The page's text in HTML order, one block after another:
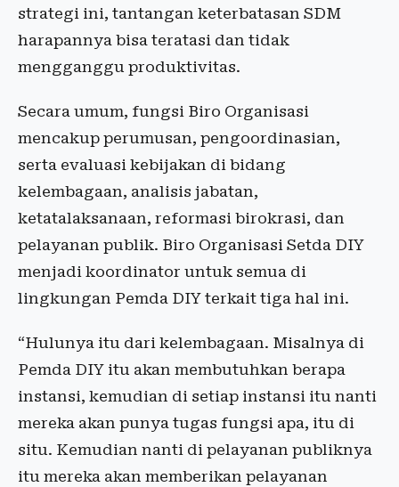
strategi ini, tantangan keterbatasan SDM
harapannya bisa teratasi dan tidak
mengganggu produktivitas.
Secara umum, fungsi Biro Organisasi
mencakup perumusan, pengoordinasian,
serta evaluasi kebijakan di bidang
kelembagaan, analisis jabatan,
ketatalaksanaan, reformasi birokrasi, dan
pelayanan publik. Biro Organisasi Setda DIY
menjadi koordinator untuk semua di
lingkungan Pemda DIY terkait tiga hal ini.
“Hulunya itu dari kelembagaan. Misalnya di
Pemda DIY itu akan membutuhkan berapa
instansi, kemudian di setiap instansi itu nanti
mereka akan punya tugas fungsi apa, itu di
situ. Kemudian nanti di pelayanan publiknya
itu mereka akan memberikan pelayanan